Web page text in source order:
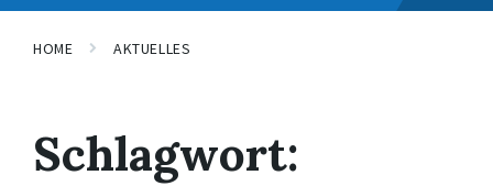
HOME AKTUELLES
Schlagwort: